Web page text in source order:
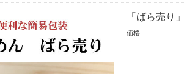
「ばら売り
価格: